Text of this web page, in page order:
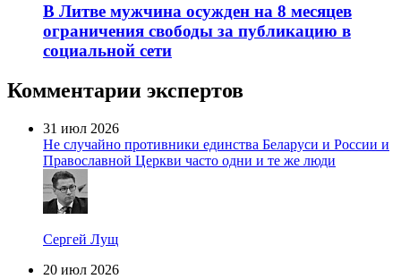
В Литве мужчина осужден на 8 месяцев
ограничения свободы за публикацию в
социальной сети
Комментарии экспертов
31 июл 2026
Не случайно противники единства Беларуси и России и
Православной Церкви часто одни и те же люди
Сергей Лущ
20 июл 2026